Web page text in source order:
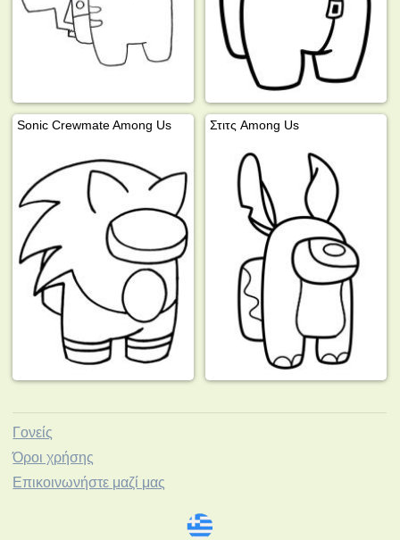
Sonic Crewmate Among Us Στιτς Among Us
Γονείς
Όροι χρήσης
Επικοινωνήστε μαζί μας